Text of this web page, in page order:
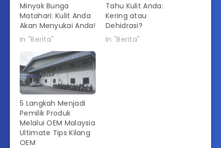
Minyak Bunga
Matahari: Kulit Anda
Akan Menyukai Anda!
In "Berita"
Tahu Kulit Anda:
Kering atau
Dehidrasi?
In "Berita"
5 Langkah Menjadi
Pemilik Produk
Melalui OEM Malaysia
Ultimate Tips Kilang
OEM